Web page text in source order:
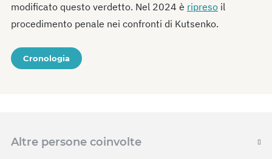
modificato questo verdetto. Nel 2024 è ripreso il
procedimento penale nei confronti di Kutsenko.
Cronologia
Altre persone coinvolte